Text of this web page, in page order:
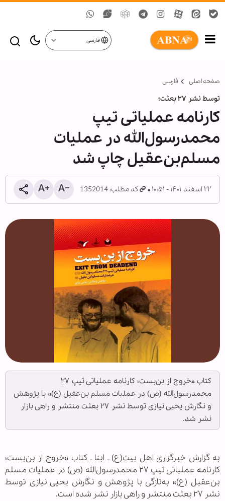
فارسی
صفحه اصلی فارسی
توسط نشر ۲۷ بعثت؛
کارنامه عملیاتی تیپ
محمدرسول‌الله در عملیات
مسلم‌بن‌عقیل چاپ شد
۲۲ اسفند ۱۴۰۱ - ۱۰:۵۱ کد مطلب: 1352014
کتاب «خروج از بن‌بست؛ کارنامه عملیاتی تیپ ۲۷
محمدرسول‌الله (ص) در عملیات مسلم بن‌عقیل (ع)» با پژوهش
و نگارش یحیی نیازی توسط نشر ۲۷ بعثت منتشر و راهی بازار
نشر شد.
به گزارش خبرگزاری اهل بیت(ع) ـ ابنا ـ کتاب «خروج از بن‌بست؛
کارنامه عملیاتی تیپ ۲۷ محمدرسول‌الله (ص) در عملیات مسلم
بن‌عقیل (ع)» به‌تازگی با پژوهش و نگارش یحیی نیازی توسط
نشر ۲۷ بعثت منتشر و راهی بازار نشر شده است.